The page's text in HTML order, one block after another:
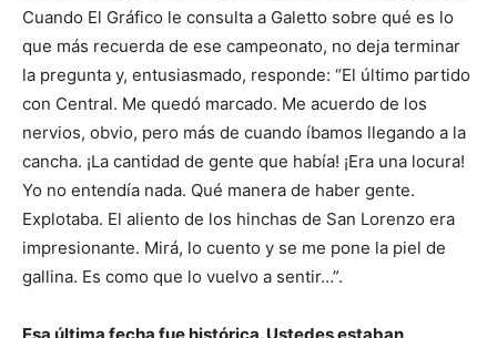
Cuando El Gráfico le consulta a Galetto sobre qué es lo
que más recuerda de ese campeonato, no deja terminar
la pregunta y, entusiasmado, responde: “El último partido
con Central. Me quedó marcado. Me acuerdo de los
nervios, obvio, pero más de cuando íbamos llegando a la
cancha. ¡La cantidad de gente que había! ¡Era una locura!
Yo no entendía nada. Qué manera de haber gente.
Explotaba. El aliento de los hinchas de San Lorenzo era
impresionante. Mirá, lo cuento y se me pone la piel de
gallina. Es como que lo vuelvo a sentir…”.